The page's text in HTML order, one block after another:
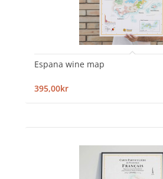
Espana wine map
395,00kr